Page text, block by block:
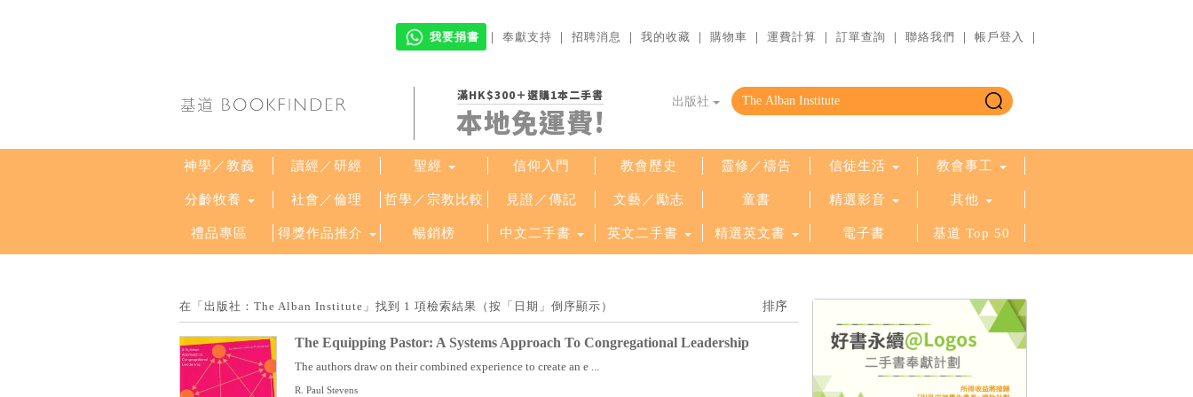
我要捐書 ｜ 奉獻支持 ｜ 招聘消息 ｜ 我的收藏 ｜ 購物車 ｜ 運費計算 ｜ 訂單查詢 ｜ 聯絡我們 ｜ 帳戶登入 ｜
滿HK$300＋選購1本二手書
本地免運費!
出版社
神學／教義 讀經／研經 聖經 信仰入門 教會歷史 靈修／禱告 信徒生活 教會事工
分齡牧養 社會／倫理 哲學／宗教比較 見證／傳記 文藝／勵志 童書 精選影音 其他
禮品專區 得獎作品推介 暢銷榜 中文二手書 英文二手書 精選英文書 電子書 基道 Top 50
在「出版社：The Alban Institute」找到 1 項檢索結果（按「日期」倒序顯示）
The Equipping Pastor: A Systems Approach To Congregational Leadership
The authors draw on their combined experience to create an e ...
R. Paul Stevens